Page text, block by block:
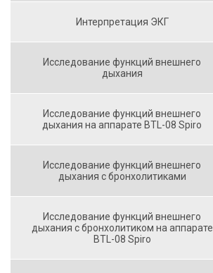
Интерпретация ЭКГ
Исследование функций внешнего
дыхания
Исследование функций внешнего
дыхания на аппарате BTL-08 Spiro
Исследование функций внешнего
дыхания с бронхолитиками
Исследование функций внешнего
дыхания с бронхолитиком на аппарате
BTL-08 Spiro